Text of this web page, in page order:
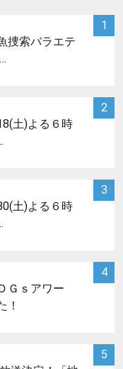
1
捜索バラエテ
2
土)よる６時
3
土)よる６時
4
Ｇｓアワー
！
5